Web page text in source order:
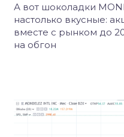
А вот шоколадки
настолько вкусные:
вместе с рынком до
на обгон